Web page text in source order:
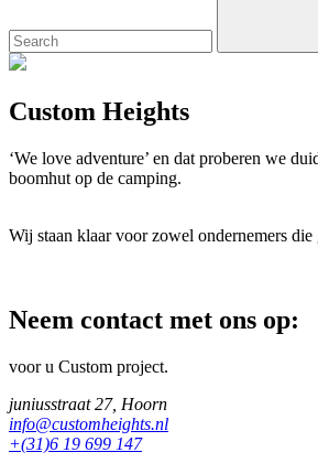
Custom Heights
‘We love adventure’ en dat proberen we
boomhut op de camping.
Wij staan klaar voor zowel ondernemers
Neem contact met ons op:
voor u Custom project.
juniusstraat 27, Hoorn
info@customheights.nl
+(31)6 19 699 147